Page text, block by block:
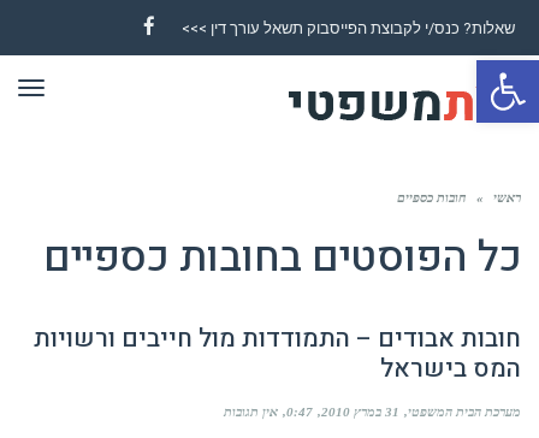
פתח סרגל נגישות
שאלות? כנס/י לקבוצת הפייסבוק תשאל עורך דין >>>
Facebook
ראשי » חובות כספיים
כל הפוסטים בחובות כספיים
חובות אבודים – התמודדות מול חייבים ורשויות
המס בישראל
מערכת הבית המשפטי 31 במרץ 2010 0:47 אין תגובות